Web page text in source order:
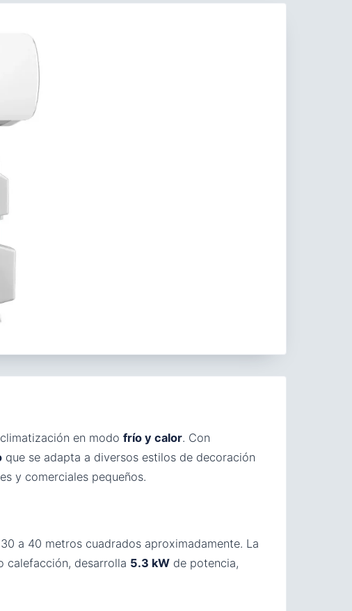
en modo frío y calor. Con
que se adapta a diversos estilos de decoración
y comerciales pequeños.
a 40 metros cuadrados aproximadamente. La
calefacción, desarrolla 5.3 kW de potencia,